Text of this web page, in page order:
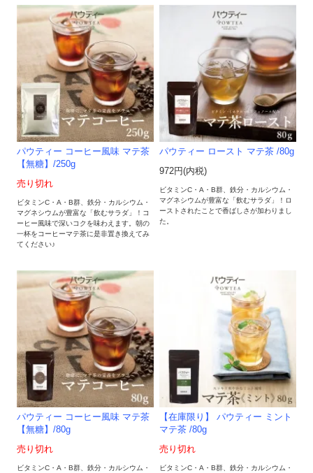
パウティー コーヒー風味 マテ茶
【無糖】/250g
売り切れ
ビタミンC・A・B群、鉄分・カルシウム・
マグネシウムが豊富な「飲むサラダ」！コ
ーヒー風味で深いコクを味わえます。朝の
一杯をコーヒーマテ茶に是非置き換えてみ
てください♪
パウティー ロースト マテ茶 /80g
972円(内税)
ビタミンC・A・B群、鉄分・カルシウム・
マグネシウムが豊富な「飲むサラダ」！ロ
ーストされたことで香ばしさが加わりまし
た。
パウティー コーヒー風味 マテ茶
【無糖】/80g
売り切れ
ビタミンC・A・B群、鉄分・カルシウム・
【在庫限り】 パウティー ミント
マテ茶 /80g
売り切れ
ビタミンC・A・B群、鉄分・カルシウム・